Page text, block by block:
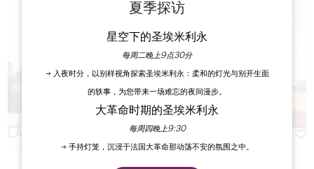
LA TERRASSE ROUGE
SAINT-EMILION
夏季探访
星空下的圣埃米利永
每周二晚上9点30分
→ 入夜时分，以别样视角探索圣埃米利永：柔和的灯光与别开生面
的轶事，为您带来一场难忘的夜间漫步。
大革命时期的圣埃米利永
每周四晚上9:30
→ 手持灯笼，沉浸于法国大革命那动荡不安的氛围之中。